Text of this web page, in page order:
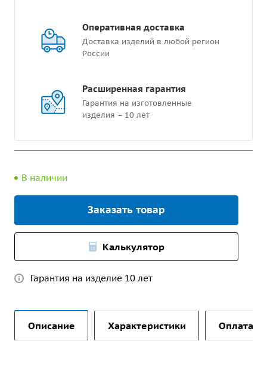
Оперативная доставка
Доставка изделий в любой регион
России
Расширенная гарантия
Гарантия на изготовленные
изделия – 10 лет
В наличии
Заказать товар
Калькулятор
Гарантия на изделие 10 лет
Описание Характеристики Оплата и